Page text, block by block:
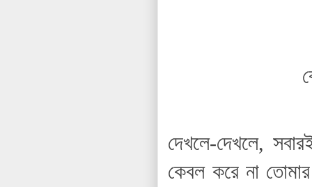
দেখলে-দেখলে,
কেবল করে না